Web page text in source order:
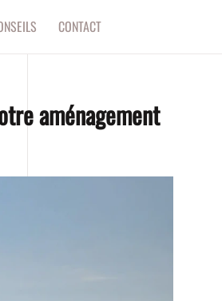
CONTACT
aménagement